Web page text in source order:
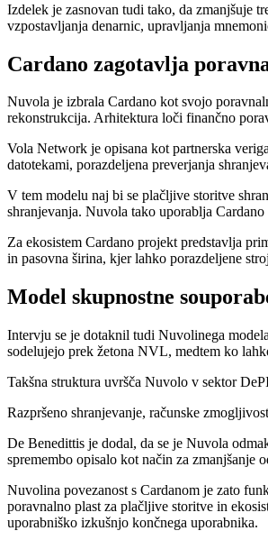
Izdelek je zasnovan tudi tako, da zmanjšuje
vzpostavljanja denarnic, upravljanja
Cardano zagotavlja
Nuvola je izbrala Cardano kot svojo
rekonstrukcija. Arhitektura loči finančno
Vola Network je opisana kot partnerska
datotekami, porazdeljena preverjanja
V tem modelu naj bi se plačljive storitve
shranjevanja. Nuvola tako uporablja
Za ekosistem Cardano projekt predstavlja
in pasovna širina, kjer lahko porazdeljene
Model skupnostne
Intervju se je dotaknil tudi Nuvolinega
sodelujejo prek žetona NVL, medtem ko
Takšna struktura uvršča Nuvolo v sektor
Razpršeno shranjevanje, računske
De Benedittis je dodal, da se je Nuvola
spremembo opisalo kot način za zmanjšanje
Nuvolina povezanost s Cardanom je zato
poravnalno plast za plačljive storitve in
uporabniško izkušnjo končnega uporabnika.